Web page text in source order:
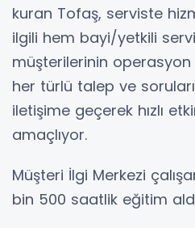
kuran Tofaş, serviste
ilgili hem bayi/yetkili
müşterilerinin
her türlü talep ve
iletişime geçerek hızlı
amaçlıyor.
Müşteri İlgi Merkezi
bin 500 saatlik eğitim